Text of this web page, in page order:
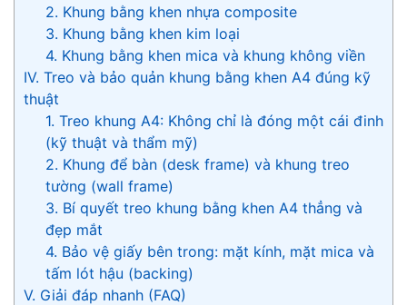
2. Khung bằng khen nhựa composite
3. Khung bằng khen kim loại
4. Khung bằng khen mica và khung không viền
IV. Treo và bảo quản khung bằng khen A4 đúng kỹ
thuật
1. Treo khung A4: Không chỉ là đóng một cái đinh
(kỹ thuật và thẩm mỹ)
2. Khung để bàn (desk frame) và khung treo
tường (wall frame)
3. Bí quyết treo khung bằng khen A4 thẳng và
đẹp mắt
4. Bảo vệ giấy bên trong: mặt kính, mặt mica và
tấm lót hậu (backing)
V. Giải đáp nhanh (FAQ)